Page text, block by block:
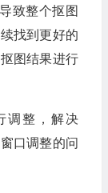
致整个抠图
找到更好的
图结果进行
调整，解决
口调整的问